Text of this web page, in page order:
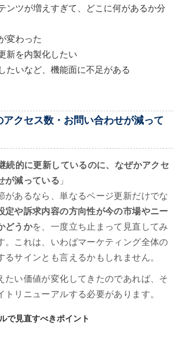
ンツが増えすぎて、どこに何があるか分
変わった
新を内製化したい
たいなど、機能面に不足がある
クセス数・お問い合わせが減って
続的に更新しているのに、なぜかアクセ
が減っている 」
があるなら、単なるページ更新だけでな
定や訴求内容の方向性が今の市場やニー
どうかを、一度立ち止まって見直してみ
。これは、いわばマーケティング全体の
るサインとも言えるかもしれません。
たい価値が変化してきたのであれば、そ
トリニューアルする必要があります。
で見直すべきポイント